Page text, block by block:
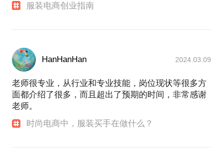
服装电商创业指南
HanHanHan 2024.03.09
老师很专业，从行业和专业技能，岗位现状等很多方
面都介绍了很多，而且超出了预期的时间，非常感谢
老师。
时尚电商中，服装买手在做什么？